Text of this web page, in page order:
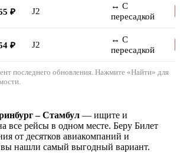
₽ J2
↔ С
пересадкой
₽ J2
↔ С
пересадкой
последнего обновления. Нажмите «Найти» для
– Стамбул — ищите и
все рейсы в одном месте. Беру Билет
от десятков авиакомпаний и
вы нашли самый выгодный вариант.